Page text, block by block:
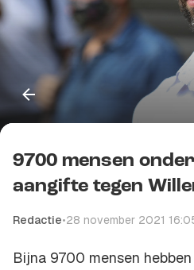
9700 mensen
aangifte tegen
Redactie•28 november 2021
Bijna 9700 mensen